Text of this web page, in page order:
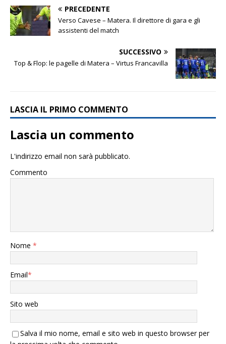
PRECEDENTE
Verso Cavese – Matera. Il direttore di gara e gli
assistenti del match
SUCCESSIVO
Top & Flop: le pagelle di Matera – Virtus Francavilla
LASCIA IL PRIMO COMMENTO
Lascia un commento
L'indirizzo email non sarà pubblicato.
Commento
Nome *
Email*
Sito web
Salva il mio nome, email e sito web in questo browser per